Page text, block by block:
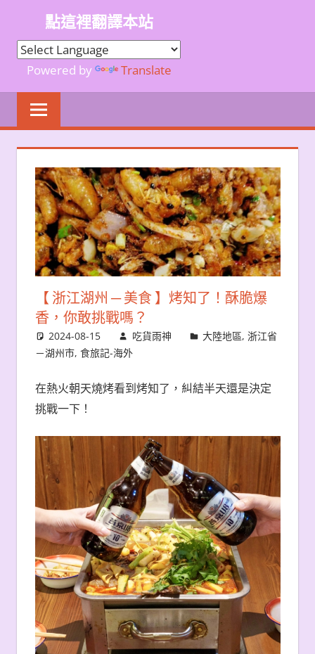
點這裡翻譯本站
Powered by Translate
【 浙江湖州 ─ 美食 】烤知了！酥脆爆
香，你敢挑戰嗎？
2024-08-15 吃貨雨神 大陸地區,浙江省
－湖州市, 食旅記-海外
在熱火朝天燒烤看到烤知了，糾結半天還是決定
挑戰一下！